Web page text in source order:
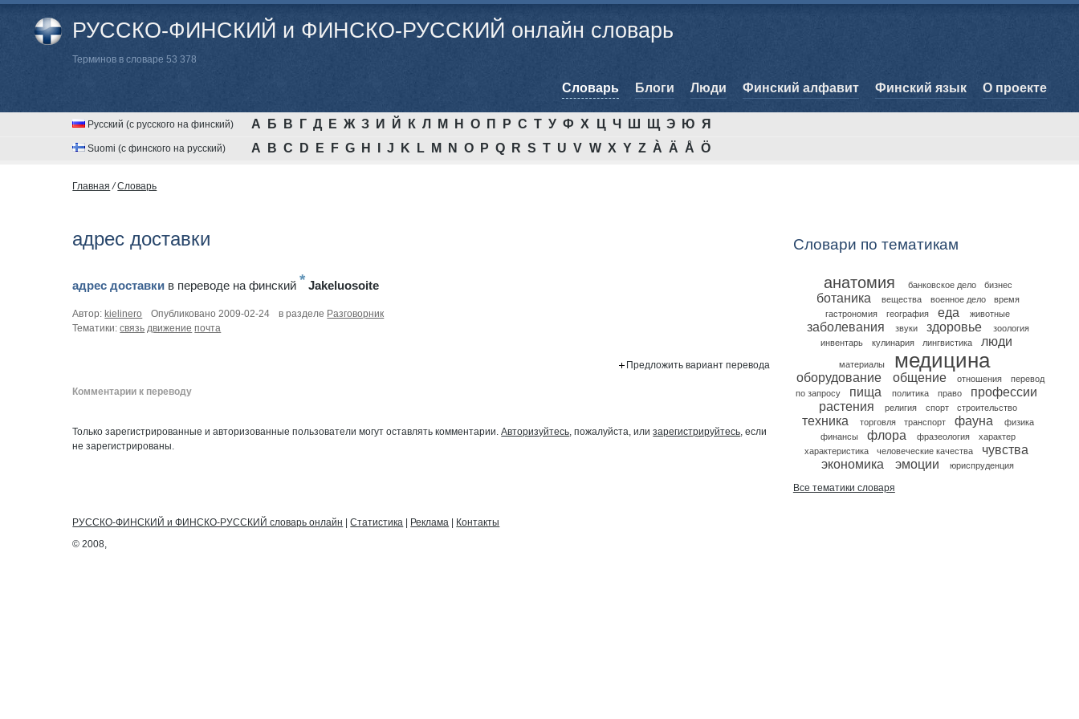
РУССКО-ФИНСКИЙ и ФИНСКО-РУССКИЙ онлайн словарь
Терминов в словаре 53 378
Cловарь Блоги Люди Финский алфавит Финский язык О проекте
Русский (с русского на финский) А Б В Г Д Е Ж З И Й К Л М Н О П Р С Т У Ф Х Ц Ч Ш Щ Э Ю Я
Suomi (с финского на русский) A B C D E F G H J K L M N O P Q R S T U V W X Y Z À Ä Å Ö
Главная / Cловарь
адрес доставки
адрес доставки в переводе на финский * Jakeluosoite
Автор:kielinero Опубликовано 2009-02-24 в разделе Разговорник
Тематики:связь движение почта
Предложить вариант перевода
Комментарии к переводу
Только зарегистрированные и авторизованные пользователи могут оставлять комментарии.Авторизуйтесь, пожалуйста, илизарегистрируйтесь, если
не зарегистрированы.
Словари по тематикам
анатомия банковское дело бизнес
ботаника вещества военное дело
время
гастрономия
география еда животные
заболевания звуки здоровье
зоология
инвентарь
кулинария лингвистика люди
материалы медицина
оборудование общение отношения
перевод
по запросу
пища политика право
профессии
растения
религия спорт строительство
техника торговля транспорт фауна
физика
финансы
флора фразеология
характер
характеристика
человеческие качества
чувства
экономика
эмоции юриспруденция
Все тематики словаря
РУССКО-ФИНСКИЙ и ФИНСКО-РУССКИЙ словарь онлайн |Статистика | Реклама | Контакты
© 2008,